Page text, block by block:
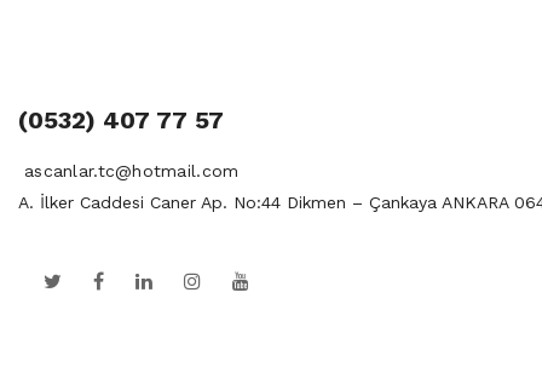
(0532) 407 77 57
ascanlar.tc@hotmail.com
A. İlker Caddesi Caner Ap. No:44 Dikmen – Çankaya ANKARA